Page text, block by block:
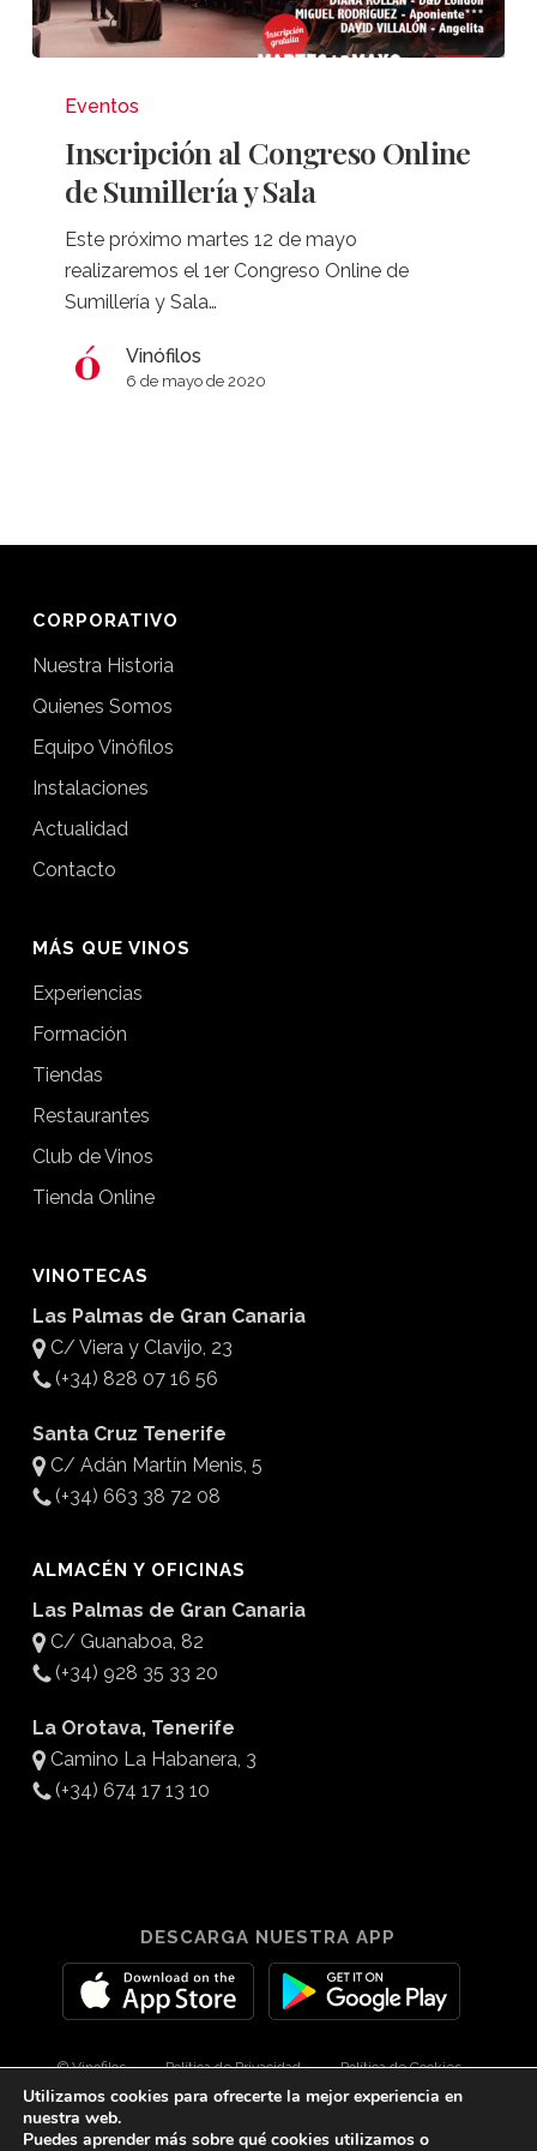
Online
Sumillería
Sala
Eventos
Inscripción al Congreso Online
de Sumillería y Sala
Este próximo martes 12 de mayo
realizaremos el 1er Congreso Online de
Sumillería y Sala…
Vinófilos
6 de mayo de 2020
CORPORATIVO
Nuestra Historia
Quienes Somos
Equipo Vinófilos
Instalaciones
Actualidad
Contacto
MÁS QUE VINOS
Experiencias
Formación
Tiendas
Restaurantes
Club de Vinos
Tienda Online
VINOTECAS
Las Palmas de Gran Canaria
C/ Viera y Clavijo, 23
(+34) 828 07 16 56
Santa Cruz Tenerife
C/ Adán Martín Menis, 5
(+34) 663 38 72 08
ALMACÉN Y OFICINAS
Las Palmas de Gran Canaria
C/ Guanaboa, 82
(+34) 928 35 33 20
La Orotava, Tenerife
Camino La Habanera, 3
(+34) 674 17 13 10
DESCARGA NUESTRA APP
© Vinofilos Política de Privacidad Política de Cookies
Aviso Legal Diseño por 3Com Maketing
Utilizamos cookies para ofrecerte la mejor experiencia en
nuestra web.
Puedes aprender más sobre qué cookies utilizamos o